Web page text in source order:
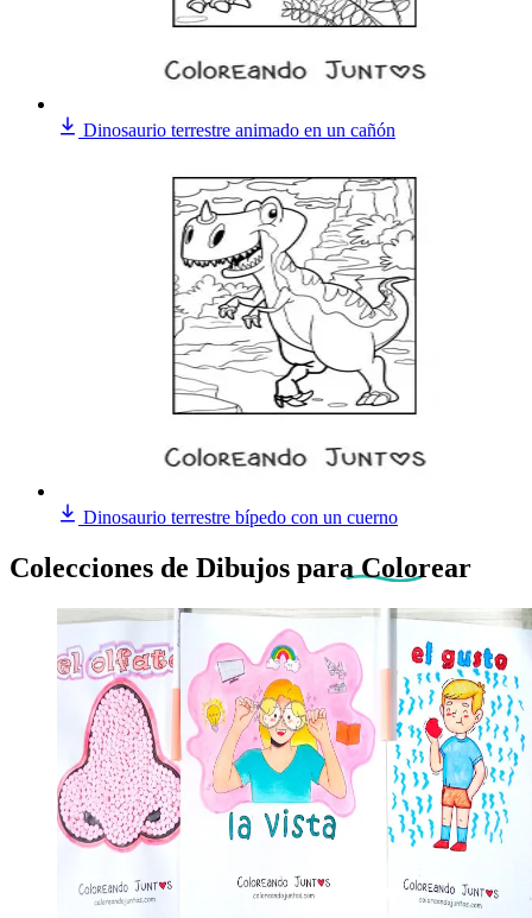
Dinosaurio terrestre animado en un cañón
Dinosaurio terrestre bípedo con un cuerno
Colecciones de Dibujos para Colorear